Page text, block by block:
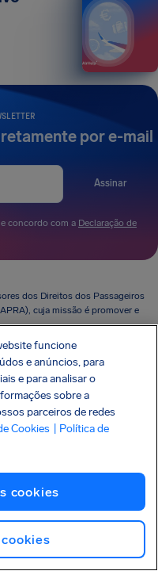
por e-mail
Assinar
concordo com a Declaração de
dos Direitos dos Passageiros
cuja missão é promover e
funcione
e anúncios, para
e para analisar o
sobre a
parceiros de redes
Cookies
| Política de
cookies